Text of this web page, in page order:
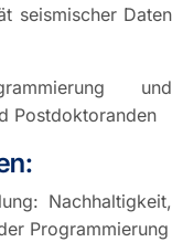
seismischer Daten
und
Postdoktoranden
Nachhaltigkeit,
Programmierung